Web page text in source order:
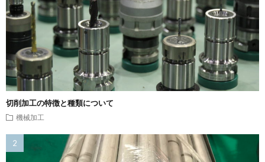
切削加工の特徴と種類について
機械加工